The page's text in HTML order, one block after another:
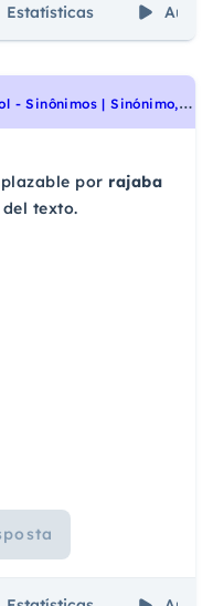
Estatísticas Aulas
U
NB 2011 - Espanhol - Sinônimos | Sinónimo, Vocabulário | Vocabulario
por rajaba
texto.